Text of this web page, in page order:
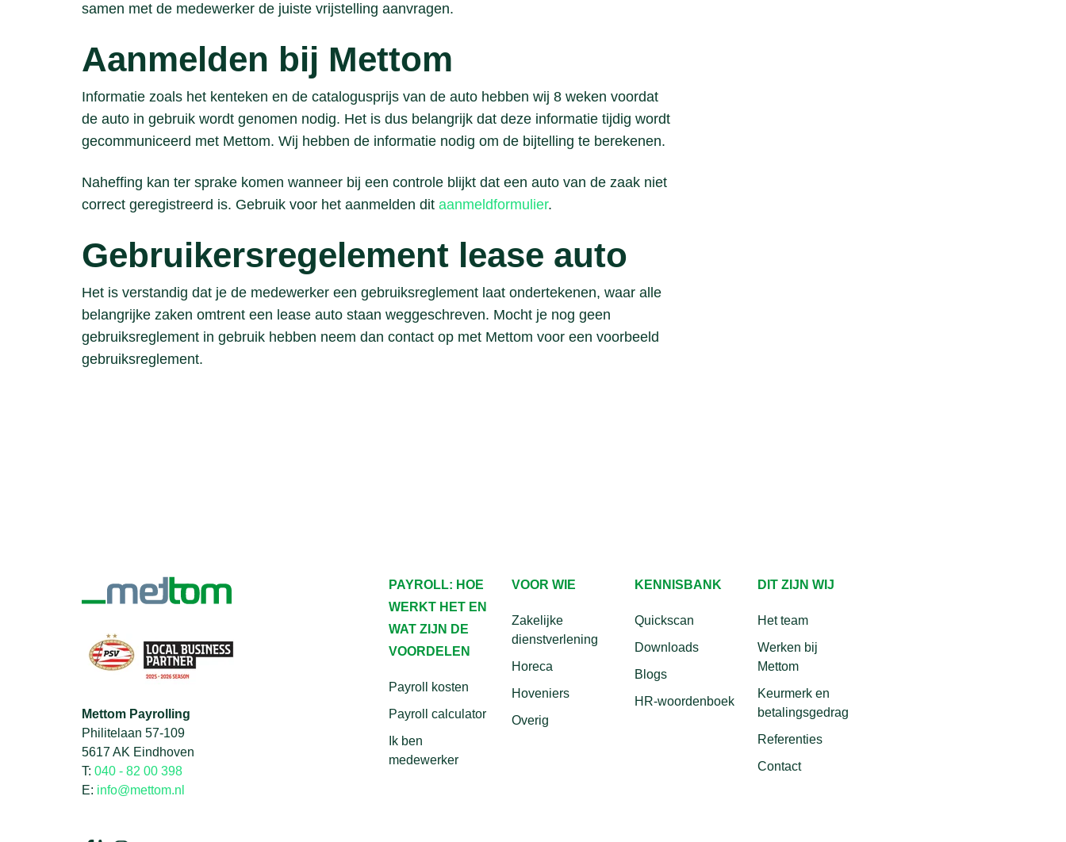
samen met de medewerker de juiste vrijstelling aanvragen.
Aanmelden bij Mettom
Informatie zoals het kenteken en de catalogusprijs van de auto hebben wij 8 weken voordat
de auto in gebruik wordt genomen nodig. Het is dus belangrijk dat deze informatie tijdig wordt
gecommuniceerd met Mettom. Wij hebben de informatie nodig om de bijtelling te berekenen.
Naheffing kan ter sprake komen wanneer bij een controle blijkt dat een auto van de zaak niet
correct geregistreerd is. Gebruik voor het aanmelden dit aanmeldformulier.
Gebruikersregelement lease auto
Het is verstandig dat je de medewerker een gebruiksreglement laat ondertekenen, waar alle
belangrijke zaken omtrent een lease auto staan weggeschreven. Mocht je nog geen
gebruiksreglement in gebruik hebben neem dan contact op met Mettom voor een voorbeeld
gebruiksreglement.
Mettom Payrolling
Philitelaan 57-109
5617 AK Eindhoven
T: 040 - 82 00 398
E: info@mettom.nl
PAYROLL: HOE
WERKT HET EN
WAT ZIJN DE
VOORDELEN
Payroll kosten
Payroll calculator
Ik ben
medewerker
VOOR WIE
Zakelijke
dienstverlening
Horeca
Hoveniers
Overig
KENNISBANK
Quickscan
Downloads
Blogs
HR-woordenboek
DIT ZIJN WIJ
Het team
Werken bij
Mettom
Keurmerk en
betalingsgedrag
Referenties
Contact